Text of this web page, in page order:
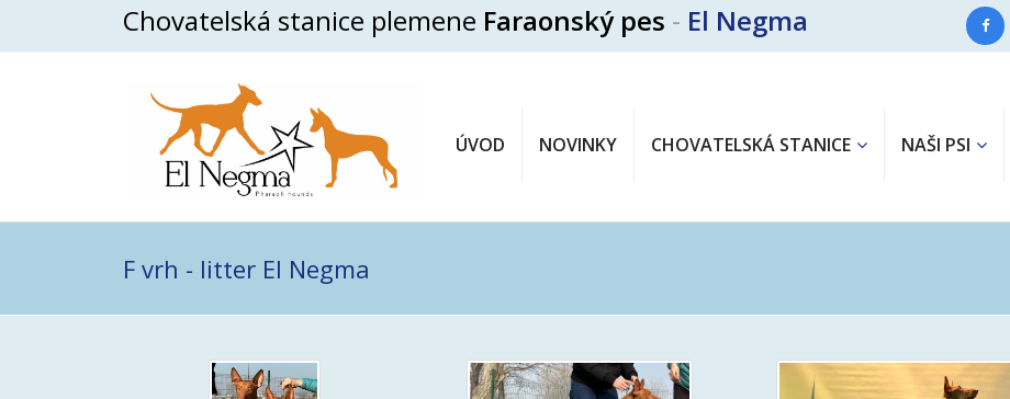
Chovatelská stanice plemene Faraonský pes - El Negma
ÚVOD NOVINKY CHOVATELSKÁ STANICE NAŠI PSI
F vrh - litter El Negma